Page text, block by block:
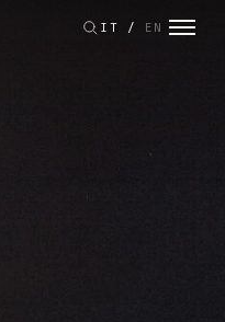
IT / EN